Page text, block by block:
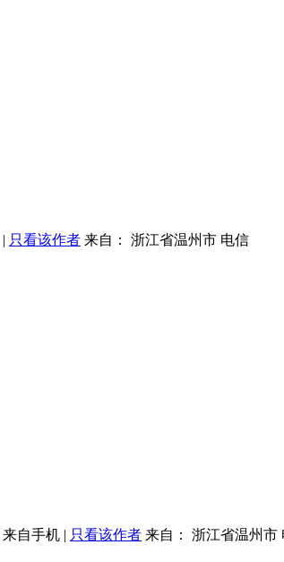
| 只看该作者 来自： 浙江省温州市 电信
来自手机 | 只看该作者 来自： 浙江省温州市